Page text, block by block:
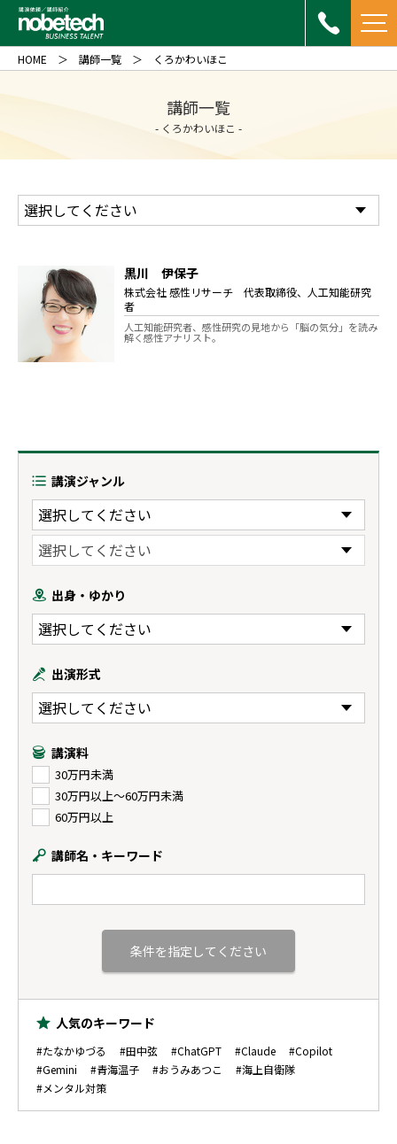
講師一覧
- くろかわいほこ -
HOME 講師一覧 くろかわいほこ
黒川 伊保子
株式会社 感性リサーチ 代表取締役、人工知能研究
者
人工知能研究者、感性研究の見地から「脳の気分」を読み
解く感性アナリスト。
講演ジャンル
出身・ゆかり
出演形式
講演料
30万円未満
30万円以上〜60万円未満
60万円以上
講師名・キーワード
人気のキーワード
#たなかゆづる #田中弦 #ChatGPT #Claude
#Copilot
#Gemini
#青海温子 #おうみあつこ
#海上自衛隊
#メンタル対策